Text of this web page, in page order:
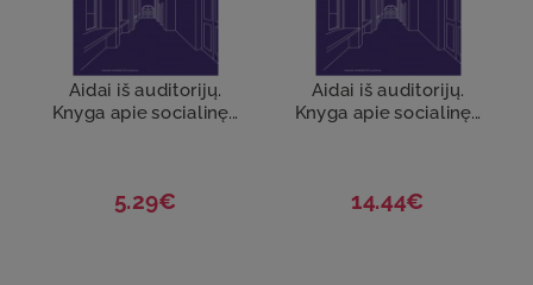
Aidai iš auditorijų.
Knyga apie socialinę...
5.29€
Aidai iš auditorijų.
Knyga apie socialinę...
14.44€